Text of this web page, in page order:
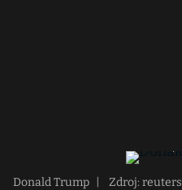
Donald Trump Zdroj: reuters